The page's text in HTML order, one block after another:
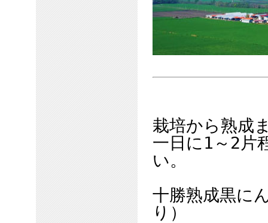
栽培から熟成
一日に1～2片
い。
十勝熟成黒に
り）